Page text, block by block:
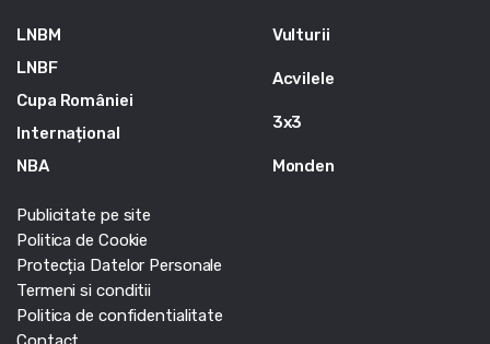
LNBM
LNBF
Cupa României
Internațional
NBA
Vulturii
Acvilele
3x3
Monden
Publicitate pe site
Politica de Cookie
Protecția Datelor Personale
Termeni si conditii
Politica de confidentialitate